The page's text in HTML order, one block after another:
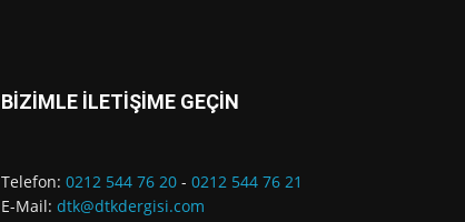
BİZİMLE İLETİŞİME GEÇİN
Telefon: 0212 544 76 20 - 0212 544 76 21
E-Mail: dtk@dtkdergisi.com